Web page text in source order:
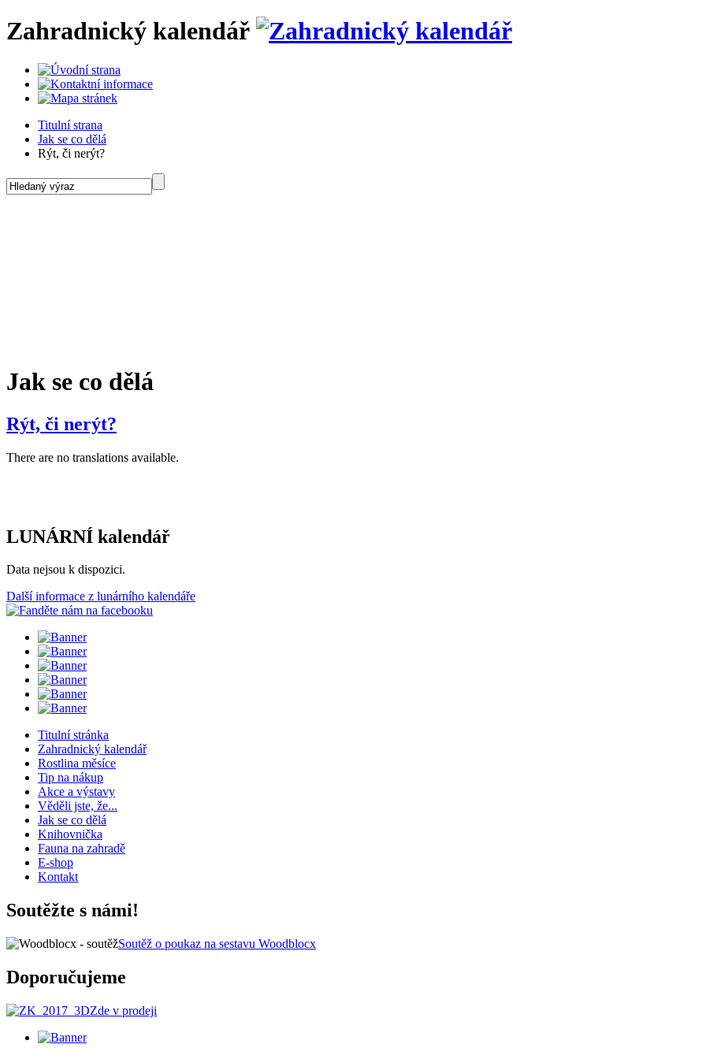
Zahradnický kalendář
Titulní strana
Jak se co dělá
Rýt, či nerýt?
Jak se co dělá
Rýt, či nerýt?
There are no translations available.
LUNÁRNÍ kalendář
Data nejsou k dispozici.
Další informace z lunárního kalendáře
Titulní stránka
Zahradnický kalendář
Rostlina měsíce
Tip na nákup
Akce a výstavy
Věděli jste, že...
Jak se co dělá
Knihovnička
Fauna na zahradě
E-shop
Kontakt
Soutěžte s námi!
Soutěž o poukaz na sestavu Woodblocx
Doporučujeme
Zde v prodeji